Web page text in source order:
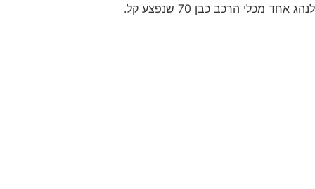
לנהג אחד מכלי הרכב כבן 70 שנפצע קל.